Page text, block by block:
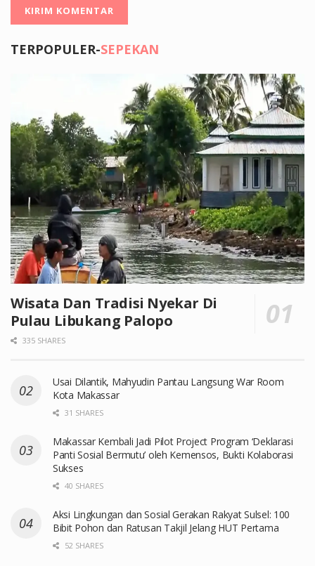
TERPOPULER-SEPEKAN
Wisata Dan Tradisi Nyekar Di
Pulau Libukang Palopo
335 SHARES
Usai Dilantik, Mahyudin Pantau Langsung War Room
Kota Makassar
31 SHARES
Makassar Kembali Jadi Pilot Project Program ‘Deklarasi
Panti Sosial Bermutu’ oleh Kemensos, Bukti Kolaborasi
Sukses
40 SHARES
Aksi Lingkungan dan Sosial Gerakan Rakyat Sulsel: 100
Bibit Pohon dan Ratusan Takjil Jelang HUT Pertama
52 SHARES